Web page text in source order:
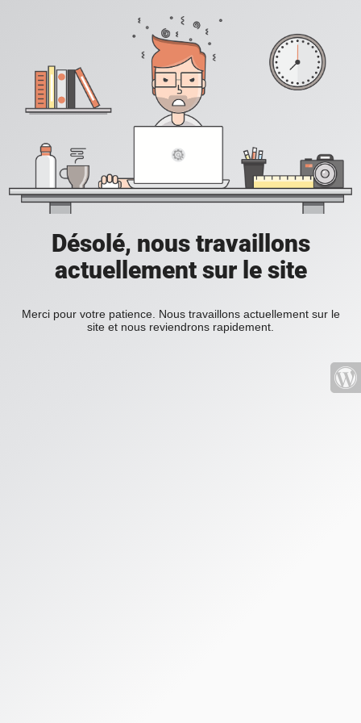
Désolé, nous travaillons
actuellement sur le site
Merci pour votre patience. Nous travaillons actuellement sur le
site et nous reviendrons rapidement.